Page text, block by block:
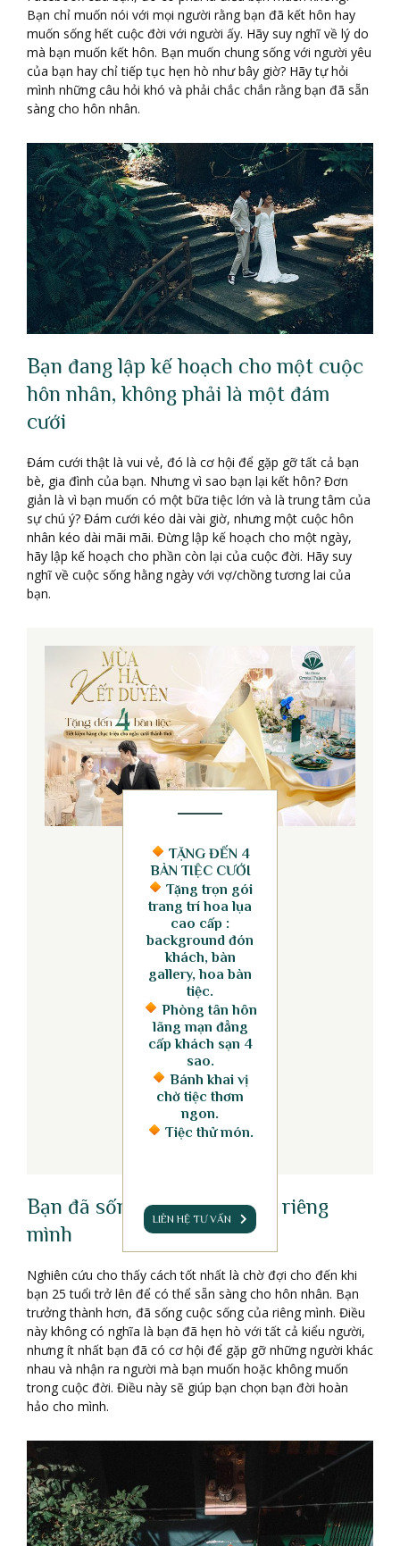
Bạn chỉ muốn nói với mọi người rằng bạn đã kết hôn hay
muốn sống hết cuộc đời với người ấy. Hãy suy nghĩ về lý do
mà bạn muốn kết hôn. Bạn muốn chung sống với người yêu
của bạn hay chỉ tiếp tục hẹn hò như bây giờ? Hãy tự hỏi
mình những câu hỏi khó và phải chắc chắn rằng bạn đã sẵn
sàng cho hôn nhân.
Bạn đang lập kế hoạch cho một cuộc
hôn nhân, không phải là một đám
cưới
Đám cưới thật là vui vẻ, đó là cơ hội để gặp gỡ tất cả bạn
bè, gia đình của bạn. Nhưng vì sao bạn lại kết hôn? Đơn
giản là vì bạn muốn có một bữa tiệc lớn và là trung tâm của
sự chú ý? Đám cưới kéo dài vài giờ, nhưng một cuộc hôn
nhân kéo dài mãi mãi. Đừng lập kế hoạch cho một ngày,
hãy lập kế hoạch cho phần còn lại của cuộc đời. Hãy suy
nghĩ về cuộc sống hằng ngày với vợ/chồng tương lai của
bạn.
TẶNG ĐẾN 4
BÀN TIỆC CƯỚI
Tặng trọn gói
trang trí hoa lụa
cao cấp :
background đón
khách, bàn
gallery, hoa bàn
tiệc.
Phòng tân hôn
lãng mạn đẳng
cấp khách sạn 4
sao.
Bánh khai vị
chờ tiệc thơm
ngon.
Tiệc thử món.
LIÊN HỆ TƯ VẤN
Bạn đã sống cuộc sống của riêng
mình
Nghiên cứu cho thấy cách tốt nhất là chờ đợi cho đến khi
bạn 25 tuổi trở lên để có thể sẵn sàng cho hôn nhân. Bạn
trưởng thành hơn, đã sống cuộc sống của riêng mình. Điều
này không có nghĩa là bạn đã hẹn hò với tất cả kiểu người,
nhưng ít nhất bạn đã có cơ hội để gặp gỡ những người khác
nhau và nhận ra người mà bạn muốn hoặc không muốn
trong cuộc đời. Điều này sẽ giúp bạn chọn bạn đời hoàn
hảo cho mình.